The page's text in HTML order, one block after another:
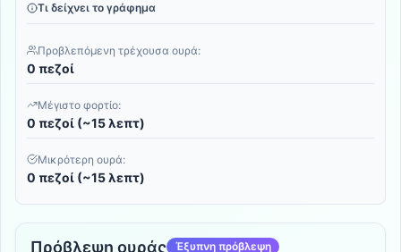
Τι δείχνει το γράφημα
Προβλεπόμενη τρέχουσα ουρά:
0 πεζοί
Μέγιστο φορτίο:
0 πεζοί (~15 λεπτ)
Μικρότερη ουρά:
0 πεζοί (~15 λεπτ)
Πρόβλεψη ουράς
Έξυπνη πρόβλεψη